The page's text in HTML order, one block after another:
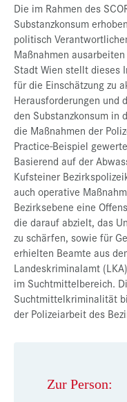
Die im Rahmen des
Substanzkonsum
politisch
Maßnahmen
Stadt Wien stellt dieses
für die Einschätzung zu
Herausforderungen und
den Substanzkonsum in
die Maßnahmen der
Practice-Beispiel
Basierend auf der
Kufsteiner
auch operative
Bezirksebene eine
die darauf abzielt, das
zu schärfen, sowie für
erhielten Beamte aus
Landeskriminalamt
im Suchtmittelbereich.
Suchtmittelkriminalität
der Polizeiarbeit des
Zur Person: